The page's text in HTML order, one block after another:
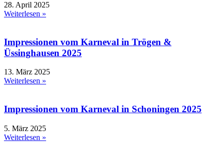
28. April 2025
Weiterlesen »
Impressionen vom Karneval in Trögen &
Üssinghausen 2025
13. März 2025
Weiterlesen »
Impressionen vom Karneval in Schoningen 2025
5. März 2025
Weiterlesen »